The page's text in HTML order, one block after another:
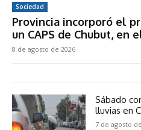
Sociedad
Provincia incorporó el
un CAPS de Chubut, en
8 de agosto de 2026
Sábado
lluvias en
7 de agosto